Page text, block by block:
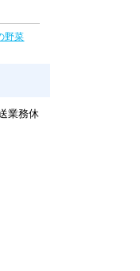
野菜
業務休